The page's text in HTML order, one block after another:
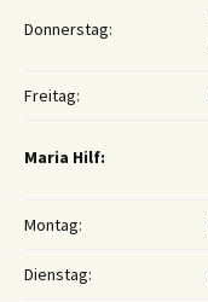
Donnerstag:
Freitag:
Maria Hilf:
Montag:
Dienstag: